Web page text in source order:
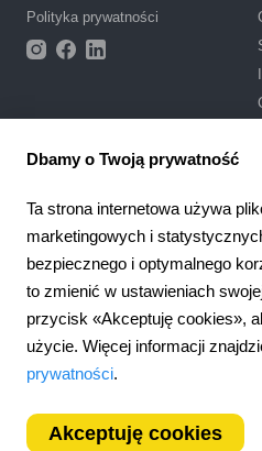
Polityka prywatności
Wsparcie
Zadaj pytanie
Warunki korzystania
Partnerstwo
Program partnerski
Dbamy o Twoją prywatność
Ta strona internetowa używa
marketingowych i
bezpiecznego i optymalnego
to zmienić w ustawieniach
przycisk «Akceptuję cookies»,
użycie. Więcej informacji
prywatności.
Akceptuję cookies